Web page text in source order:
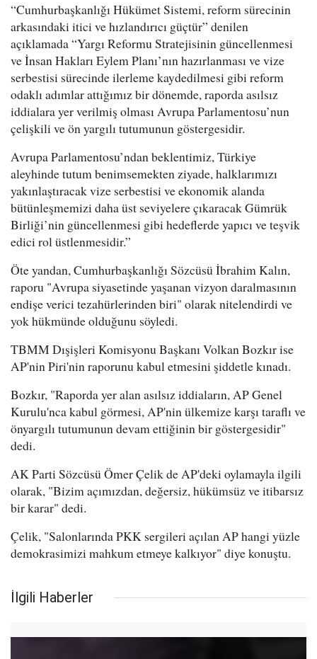
“Cumhurbaşkanlığı Hükümet Sistemi, reform sürecinin
arkasındaki itici ve hızlandırıcı güçtür” denilen
açıklamada “Yargı Reformu Stratejisinin güncellenmesi
ve İnsan Hakları Eylem Planı’nın hazırlanması ve vize
serbestisi sürecinde ilerleme kaydedilmesi gibi reform
odaklı adımlar attığımız bir dönemde, raporda asılsız
iddialara yer verilmiş olması Avrupa Parlamentosu’nun
çelişkili ve ön yargılı tutumunun göstergesidir.
Avrupa Parlamentosu’ndan beklentimiz, Türkiye
aleyhinde tutum benimsemekten ziyade, halklarımızı
yakınlaştıracak vize serbestisi ve ekonomik alanda
bütünleşmemizi daha üst seviyelere çıkaracak Gümrük
Birliği’nin güncellenmesi gibi hedeflerde yapıcı ve teşvik
edici rol üstlenmesidir.”
Öte yandan, Cumhurbaşkanlığı Sözcüsü İbrahim Kalın,
raporu "Avrupa siyasetinde yaşanan vizyon daralmasının
endişe verici tezahürlerinden biri" olarak nitelendirdi ve
yok hükmünde olduğunu söyledi.
TBMM Dışişleri Komisyonu Başkanı Volkan Bozkır ise
AP'nin Piri'nin raporunu kabul etmesini şiddetle kınadı.
Bozkır, "Raporda yer alan asılsız iddiaların, AP Genel
Kurulu'nca kabul görmesi, AP'nin ülkemize karşı taraflı ve
önyargılı tutumunun devam ettiğinin bir göstergesidir"
dedi.
AK Parti Sözcüsü Ömer Çelik de AP'deki oylamayla ilgili
olarak, "Bizim açımızdan, değersiz, hükümsüz ve itibarsız
bir karar" dedi.
Çelik, "Salonlarında PKK sergileri açılan AP hangi yüzle
demokrasimizi mahkum etmeye kalkıyor" diye konuştu.
İlgili Haberler